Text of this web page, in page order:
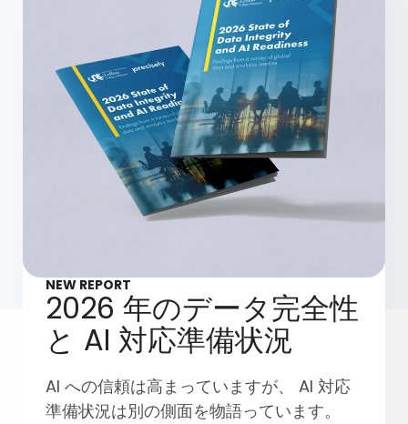
NEW REPORT
2026 年のデータ完全性
と AI 対応準備状況
AI への信頼は高まっていますが、 AI 対応
準備状況は別の側面を物語っています。